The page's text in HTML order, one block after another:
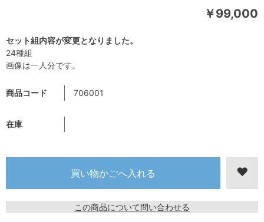
￥99,000
商品コード 706001
在庫
この商品について問い合わせる
セット組内容が変更となりました。
24種組
画像は一人分です。